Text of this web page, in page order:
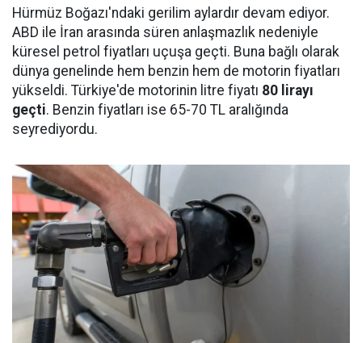
Hürmüz Boğazı'ndaki gerilim aylardır devam ediyor.
ABD ile İran arasında süren anlaşmazlık nedeniyle
küresel petrol fiyatları uçuşa geçti. Buna bağlı olarak
dünya genelinde hem benzin hem de motorin fiyatları
yükseldi. Türkiye'de motorinin litre fiyatı 80 lirayı
geçti. Benzin fiyatları ise 65-70 TL aralığında
seyrediyordu.